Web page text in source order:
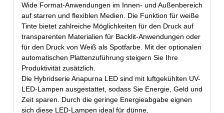
Wide Format-Anwendungen im Innen- und Außenbereich
auf starren und flexiblen Medien. Die Funktion für weiße
Tinte bietet zahlreiche Möglichkeiten für den Druck auf
transparenten Materialien für Backlit-Anwendungen oder
für den Druck von Weiß als Spotfarbe. Mit der optionalen
automatischen Plattenzuführung steigern Sie Ihre
Produktivität zusätzlich.
Die Hybridserie Anapurna LED sind mit luftgekühlten UV-
LED-Lampen ausgestattet, sodass Sie Energie, Geld und
Zeit sparen. Durch die geringe Energieabgabe eignen
sich diese LED-Lampen ideal für dünne,